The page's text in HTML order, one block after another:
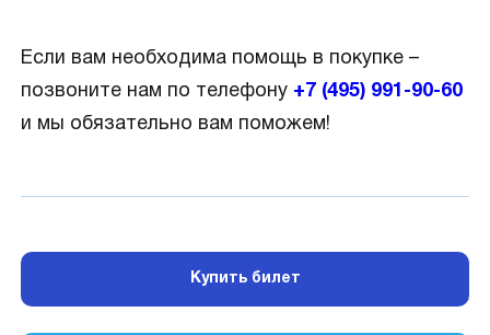
Если вам необходима помощь в покупке –
позвоните нам по телефону +7 (495) 991-90-60
и мы обязательно вам поможем!
Купить билет